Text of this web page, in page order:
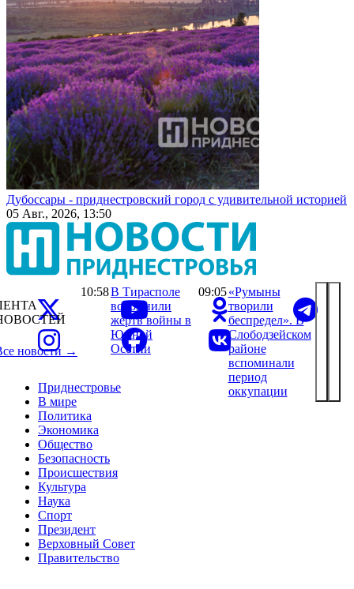
Дубоссары - приднестровский город с удивительной историей
05 Авг., 2026, 13:50
Приднестровье
В мире
Политика
Экономика
Общество
Безопасность
Происшествия
Культура
Наука
Спорт
Президент
Верховный Совет
Правительство
новости →
10:58В Тирасполе
вспомнили
жертв войны в
Южной
Осетии
09:05 «Румыны
творили
беспредел». В
Слободзейском
районе
вспоминали
период
оккупации